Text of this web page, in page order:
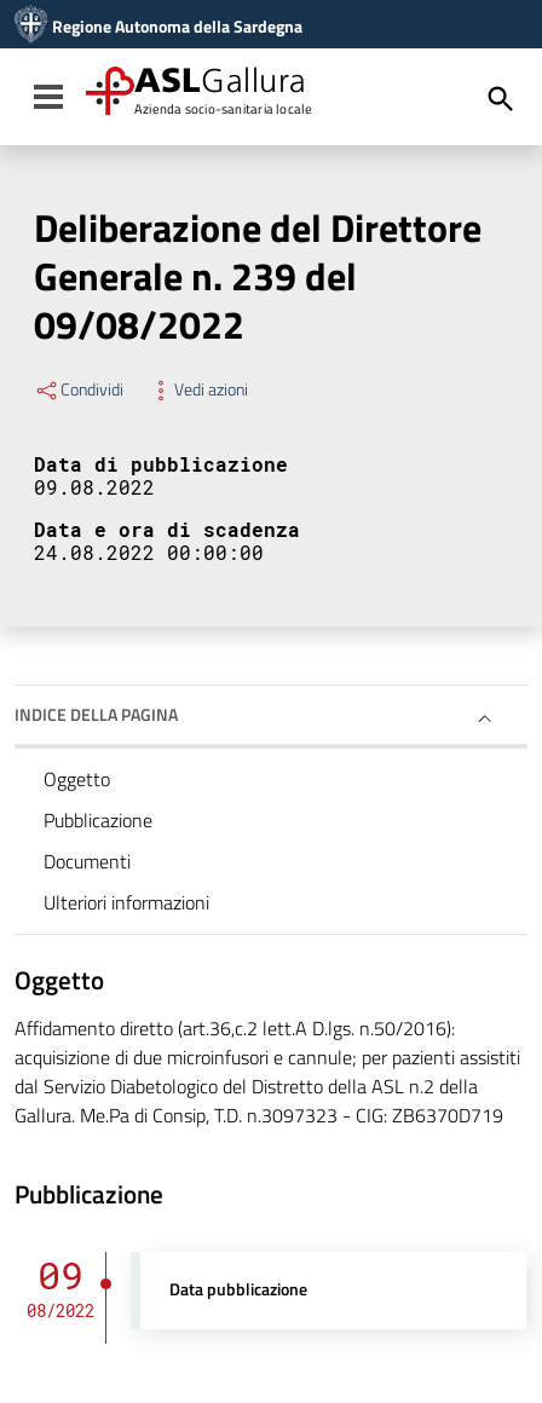
Vai al menu di navigazione
Vai al footer
Regione Autonoma della Sardegna
Toggle navigation
ASLGallura
Azienda socio-sanitaria locale
Deliberazione del Direttore
Generale n. 239 del
09/08/2022
Condividi Vedi azioni
Data di pubblicazione
09.08.2022
Data e ora di scadenza
24.08.2022 00:00:00
INDICE DELLA PAGINA
Oggetto
Pubblicazione
Documenti
Ulteriori informazioni
Oggetto
Affidamento diretto (art.36,c.2 lett.A D.lgs. n.50/2016):
acquisizione di due microinfusori e cannule; per pazienti assistiti
dal Servizio Diabetologico del Distretto della ASL n.2 della
Gallura. Me.Pa di Consip, T.D. n.3097323 - CIG: ZB6370D719
Pubblicazione
09
08/2022
Data pubblicazione